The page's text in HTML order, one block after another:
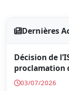
Dernières
Décision de
proclamation
03/07/2026